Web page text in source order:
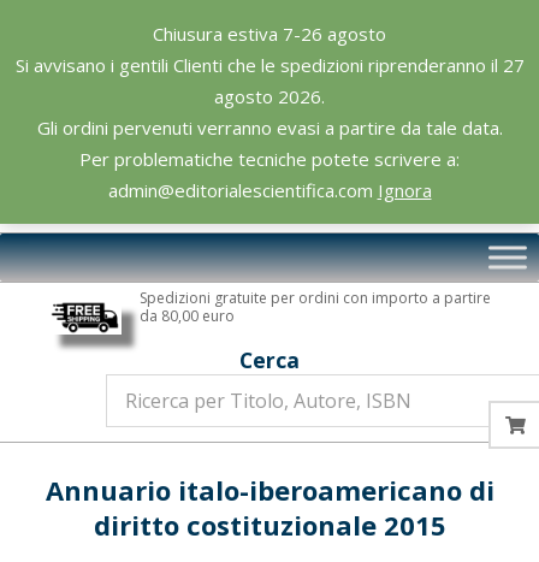
Chiusura estiva 7-26 agosto
Si avvisano i gentili Clienti che le spedizioni riprenderanno il 27
agosto 2026.
Gli ordini pervenuti verranno evasi a partire da tale data.
Per problematiche tecniche potete scrivere a:
admin@editorialescientifica.com Ignora
content
Editoriale
Scientifica
Primary
Navigation
Spedizioni gratuite per ordini con importo a partire
da 80,00 euro
Cerca
Annuario italo-iberoamericano di
diritto costituzionale 2015